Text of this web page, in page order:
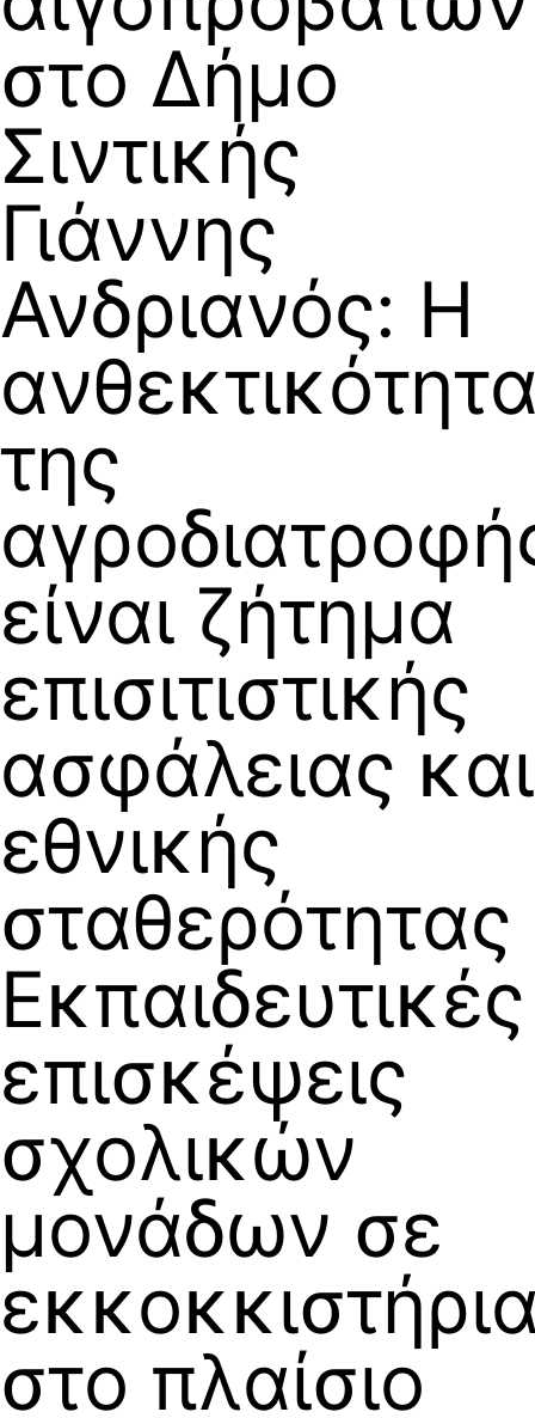
στο Δήμο
Σιντικής
Γιάννης
Ανδριανός: Η
της
είναι ζήτημα
επισιτιστικής
ασφάλειας και
εθνικής
σταθερότητας
Εκπαιδευτικές
επισκέψεις
σχολικών
μονάδων σε
στο πλαίσιο